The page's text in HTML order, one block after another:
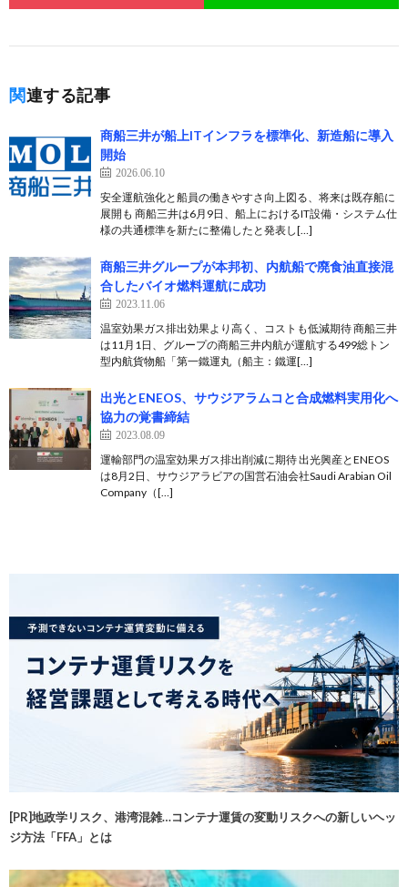
関連する記事
商船三井が船上ITインフラを標準化、新造船に導入
開始
2026.06.10
安全運航強化と船員の働きやすさ向上図る、将来は既存船に
展開も 商船三井は6月9日、船上におけるIT設備・システム仕
様の共通標準を新たに整備したと発表し[…]
商船三井グループが本邦初、内航船で廃食油直接混
合したバイオ燃料運航に成功
2023.11.06
温室効果ガス排出効果より高く、コストも低減期待 商船三井
は11月1日、グループの商船三井内航が運航する499総トン
型内航貨物船「第一鐵運丸（船主：鐵運[…]
出光とENEOS、サウジアラムコと合成燃料実用化へ
協力の覚書締結
2023.08.09
運輸部門の温室効果ガス排出削減に期待 出光興産とENEOS
は8月2日、サウジアラビアの国営石油会社Saudi Arabian Oil
Company（[…]
[PR]地政学リスク、港湾混雑…コンテナ運賃の変動リスクへの新しいヘッ
ジ方法「FFA」とは